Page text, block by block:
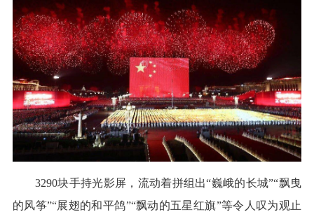
3290块手持光影屏，流动着拼组出“巍峨的长城”“飘曳
的风筝”“展翅的和平鸽”“飘动的五星红旗”等令人叹为观止